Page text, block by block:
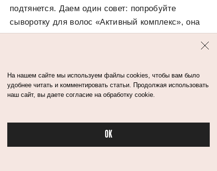
Бьюти в спорте
подтянется. Даем один совет: попробуйте
сыворотку для волос «Активный комплекс», она
восстанавливает поврежденные волосы,
На нашем сайте мы используем файлы cookies, чтобы вам было
удобнее читать и комментировать статьи. Продолжая использовать
наш сайт, вы даете согласие на обработку cookie.
OK